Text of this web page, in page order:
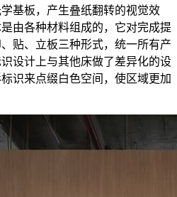
基板，产生叠纸翻转的视觉效
由各种材料组成的，它对完成提
贴、立板三种形式，统一所有产
设计上与其他床做了差异化的设
识来点缀白色空间，使区域更加